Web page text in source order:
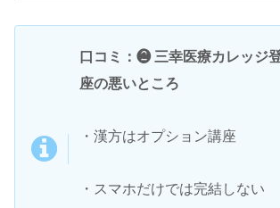
口コミ：❷ 三幸医療カレッジ
座の悪いところ
・漢方はオプション講座
・スマホだけでは完結しない